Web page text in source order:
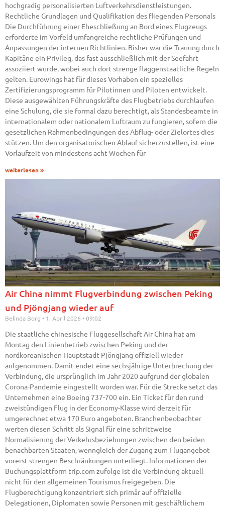
hochgradig personalisierten Luftverkehrsdienstleistungen.
Rechtliche Grundlagen und Qualifikation des fliegenden Personals
Die Durchführung einer Eheschließung an Bord eines Flugzeugs
erforderte im Vorfeld umfangreiche rechtliche Prüfungen und
Anpassungen der internen Richtlinien. Bisher war die Trauung durch
Kapitäne ein Privileg, das fast ausschließlich mit der Seefahrt
assoziiert wurde, wobei auch dort strenge flaggenstaatliche Regeln
gelten. Eurowings hat für dieses Vorhaben ein spezielles
Zertifizierungsprogramm für Pilotinnen und Piloten entwickelt.
Diese ausgewählten Führungskräfte des Flugbetriebs durchlaufen
eine Schulung, die sie formal dazu berechtigt, als Standesbeamte in
internationalem oder nationalem Luftraum zu fungieren, sofern die
gesetzlichen Rahmenbedingungen des Abflug- oder Zielortes dies
stützen. Um den organisatorischen Ablauf sicherzustellen, ist eine
Vorlaufzeit von mindestens acht Wochen für
weiterlesen »
Air China nimmt Flugverbindung zwischen Peking
und Pjöngjang wieder auf
Belinda Borg 1. April 2026 09:02
Die staatliche chinesische Fluggesellschaft Air China hat am
Montag den Linienbetrieb zwischen Peking und der
nordkoreanischen Hauptstadt Pjöngjang offiziell wieder
aufgenommen. Damit endet eine sechsjährige Unterbrechung der
Verbindung, die ursprünglich im Jahr 2020 aufgrund der globalen
Corona-Pandemie eingestellt worden war. Für die Strecke setzt das
Unternehmen eine Boeing 737-700 ein. Ein Ticket für den rund
zweistündigen Flug in der Economy-Klasse wird derzeit für
umgerechnet etwa 170 Euro angeboten. Branchenbeobachter
werten diesen Schritt als Signal für eine schrittweise
Normalisierung der Verkehrsbeziehungen zwischen den beiden
benachbarten Staaten, wenngleich der Zugang zum Flugangebot
vorerst strengen Beschränkungen unterliegt. Informationen der
Buchungsplattform trip.com zufolge ist die Verbindung aktuell
nicht für den allgemeinen Tourismus freigegeben. Die
Flugberechtigung konzentriert sich primär auf offizielle
Delegationen, Diplomaten sowie Personen mit geschäftlichem